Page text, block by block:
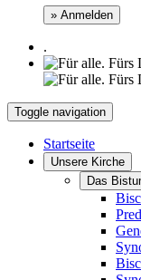
» Anmelden
.
Toggle navigation
Startseite
Unsere Kirche
Das